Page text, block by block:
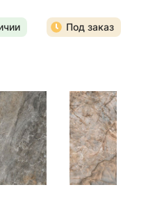
Под заказ